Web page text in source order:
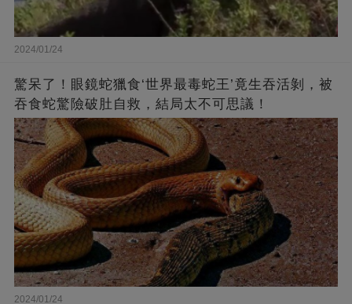
2024/01/24
驚呆了！眼鏡蛇獵食‘世界最毒蛇王’竟生吞活剝，被
吞食蛇驚險破肚自救，結局太不可思議！
2024/01/24